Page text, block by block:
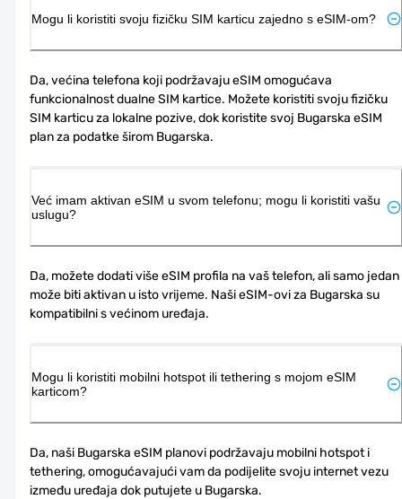
Mogu li koristiti svoju fizičku SIM karticu zajedno s eSIM-om?
Da, većina telefona koji podržavaju eSIM omogućava
funkcionalnost dualne SIM kartice. Možete koristiti svoju fizičku
SIM karticu za lokalne pozive, dok koristite svoj Bugarska eSIM
plan za podatke širom Bugarska.
Već imam aktivan eSIM u svom telefonu; mogu li koristiti vašu
uslugu?
Da, možete dodati više eSIM profila na vaš telefon, ali samo jedan
može biti aktivan u isto vrijeme. Naši eSIM-ovi za Bugarska su
kompatibilni s većinom uređaja.
Mogu li koristiti mobilni hotspot ili tethering s mojom eSIM
karticom?
Da, naši Bugarska eSIM planovi podržavaju mobilni hotspot i
tethering, omogućavajući vam da podijelite svoju internet vezu
između uređaja dok putujete u Bugarska.